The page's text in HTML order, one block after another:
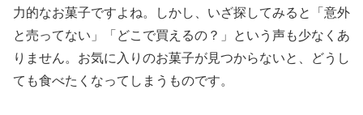
力的なお菓子ですよね。しかし、いざ探してみると「意外
と売ってない」「どこで買えるの？」という声も少なくあ
りません。お気に入りのお菓子が見つからないと、どうし
ても食べたくなってしまうものです。